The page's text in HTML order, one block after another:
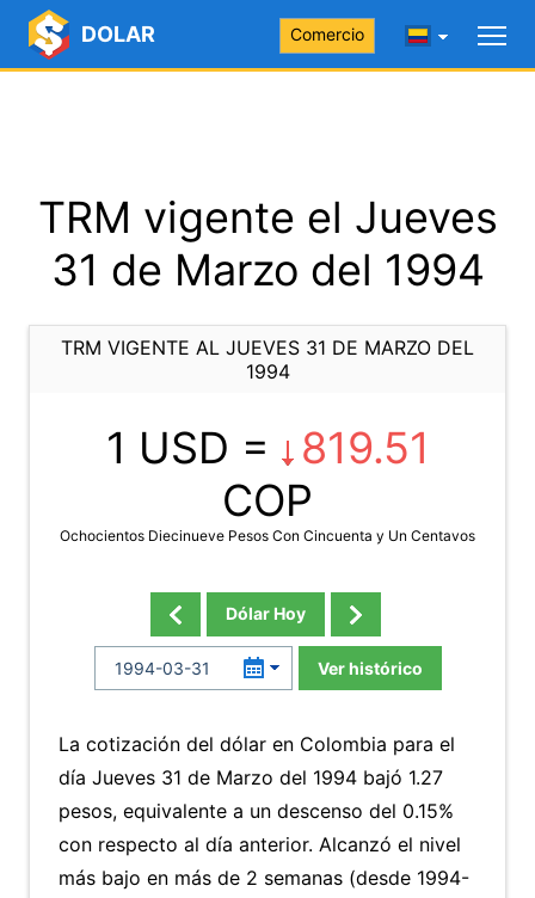
DOLAR Comercio
TRM vigente el Jueves
31 de Marzo del 1994
TRM VIGENTE AL JUEVES 31 DE MARZO DEL
1994
1 USD =
819.51
COP
Ochocientos Diecinueve Pesos Con Cincuenta y Un Centavos
Dólar Hoy
Ver histórico
La cotización del dólar en Colombia para el
día Jueves 31 de Marzo del 1994 bajó 1.27
pesos, equivalente a un descenso del 0.15%
con respecto al día anterior. Alcanzó el nivel
más bajo en más de 2 semanas (desde 1994-